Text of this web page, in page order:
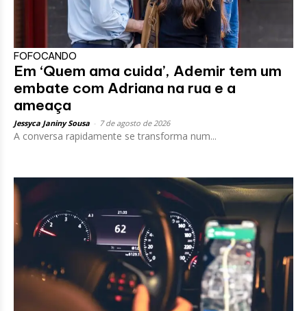
FOFOCANDO
Em ‘Quem ama cuida’, Ademir tem um
embate com Adriana na rua e a
ameaça
Jessyca Janiny Sousa 7 de agosto de 2026
A conversa rapidamente se transforma num...